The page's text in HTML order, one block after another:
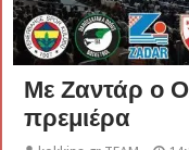
Με Ζαντάρ ο
πρεμιέρα